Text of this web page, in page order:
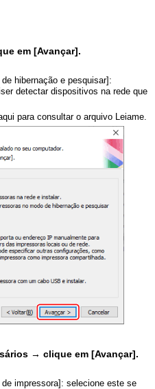
em [Avançar].
hibernação e pesquisar]:
detectar dispositivos na rede que
para consultar o arquivo Leiame.
→ clique em [Avançar].
impressora]: selecione este se